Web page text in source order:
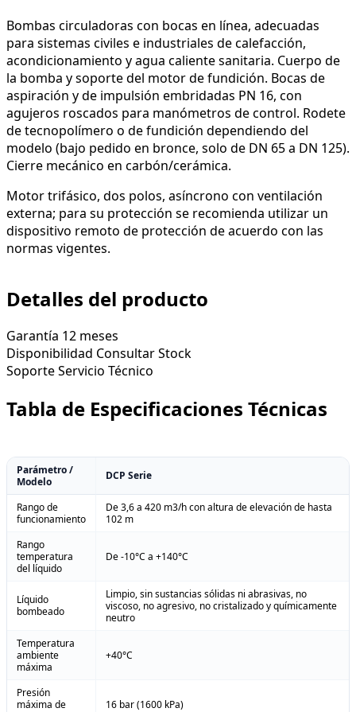
Bombas circuladoras con bocas en línea, adecuadas
para sistemas civiles e industriales de calefacción,
acondicionamiento y agua caliente sanitaria. Cuerpo de
la bomba y soporte del motor de fundición. Bocas de
aspiración y de impulsión embridadas PN 16, con
agujeros roscados para manómetros de control. Rodete
de tecnopolímero o de fundición dependiendo del
modelo (bajo pedido en bronce, solo de DN 65 a DN 125).
Cierre mecánico en carbón/cerámica.
Motor trifásico, dos polos, asíncrono con ventilación
externa; para su protección se recomienda utilizar un
dispositivo remoto de protección de acuerdo con las
normas vigentes.
Detalles del producto
Garantía 12 meses
Disponibilidad Consultar Stock
SoporteServicio Técnico
Tabla de Especificaciones Técnicas
Parámetro /
Modelo
DCP Serie
Rango de
funcionamiento
De 3,6 a 420 m3/h con altura de elevación de hasta
102 m
Rango
temperatura
del líquido
De -10°C a +140°C
Líquido
bombeado
Limpio, sin sustancias sólidas ni abrasivas, no
viscoso, no agresivo, no cristalizado y químicamente
neutro
Temperatura
ambiente
máxima
+40°C
Presión
máxima de
16 bar (1600 kPa)